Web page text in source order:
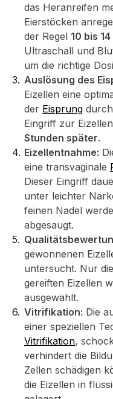
das Heranreifen
Eierstöcken
der Regel 10 bis
Ultraschall und
um die richtige
Auslösung des
Eizellen eine
der Eisprung
Eingriff zur
Stunden später.
Eizellentnahme:
eine transvaginale
Dieser Eingriff
unter leichter
feinen Nadel
abgesaugt.
gewonnenen
untersucht. Nur
gereiften Eizellen
ausgewählt.
Vitrifikation: Die
einer speziellen
Vitrifikation,
verhindert die
Zellen schädigen
die Eizellen in